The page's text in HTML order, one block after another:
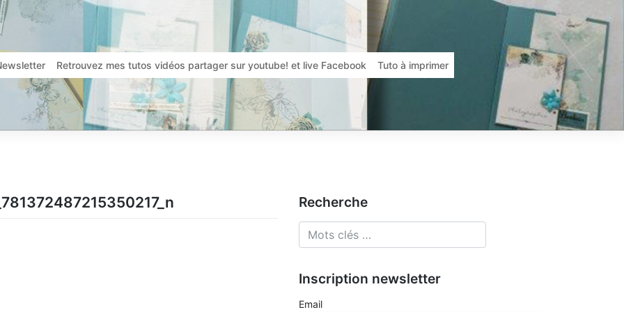
Retrouvez mes tutos vidéos partager sur youtube! et live Facebook Tuto à imprimer
Recherche
Inscription newsletter
Email